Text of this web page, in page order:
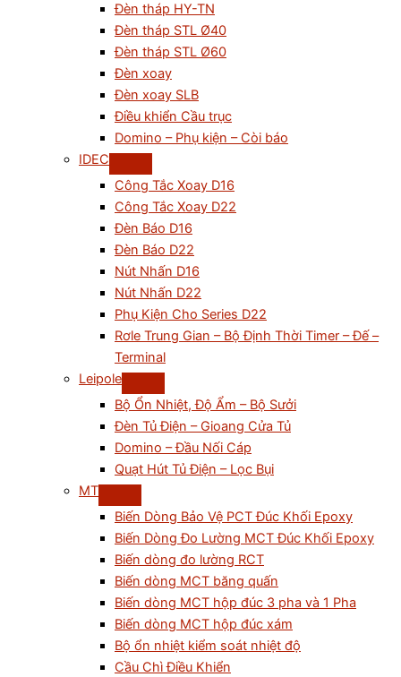
Đèn tháp HY-TN
Đèn tháp STL Ø40
Đèn tháp STL Ø60
Đèn xoay
Đèn xoay SLB
Điều khiển Cầu trục
Domino – Phụ kiện – Còi báo
IDEC
Công Tắc Xoay D16
Công Tắc Xoay D22
Đèn Báo D16
Đèn Báo D22
Nút Nhấn D16
Nút Nhấn D22
Phụ Kiện Cho Series D22
Rơle Trung Gian – Bộ Định Thời Timer – Đế –
Terminal
Leipole
Bộ Ổn Nhiệt, Độ Ẩm – Bộ Sưởi
Đèn Tủ Điện – Gioang Cửa Tủ
Domino – Đầu Nối Cáp
Quạt Hút Tủ Điện – Lọc Bụi
MT
Biến Dòng Bảo Vệ PCT Đúc Khối Epoxy
Biến Dòng Đo Lường MCT Đúc Khối Epoxy
Biến dòng đo lường RCT
Biến dòng MCT băng quấn
Biến dòng MCT hộp đúc 3 pha và 1 Pha
Biến dòng MCT hộp đúc xám
Bộ ổn nhiệt kiểm soát nhiệt độ
Cầu Chì Điều Khiển